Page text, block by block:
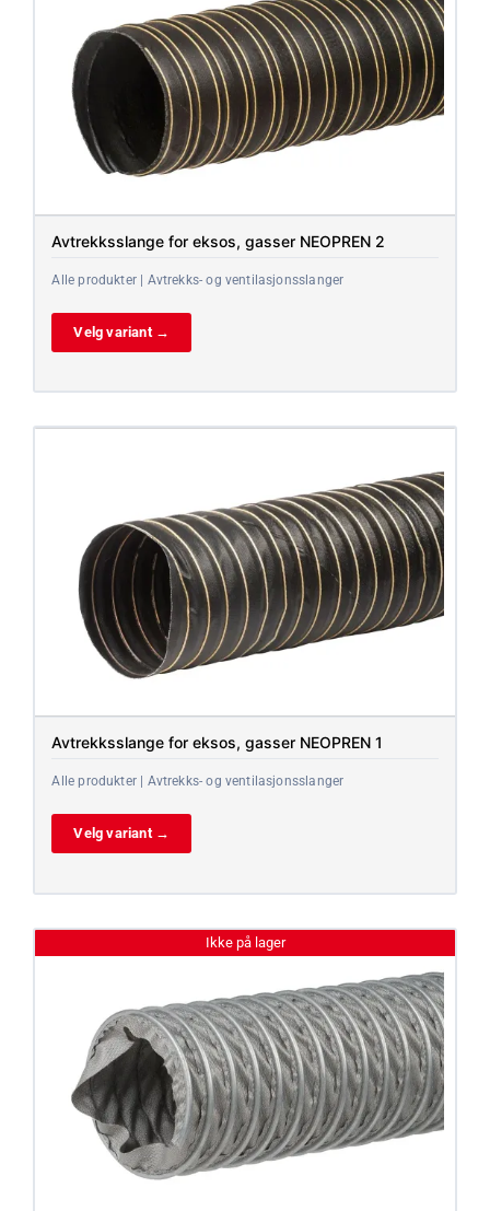
Avtrekksslange for eksos, gasser NEOPREN 2
Alle produkter | Avtrekks- og ventilasjonsslanger
Velg variant →
Avtrekksslange for eksos, gasser NEOPREN 1
Alle produkter | Avtrekks- og ventilasjonsslanger
Velg variant →
Ikke på lager